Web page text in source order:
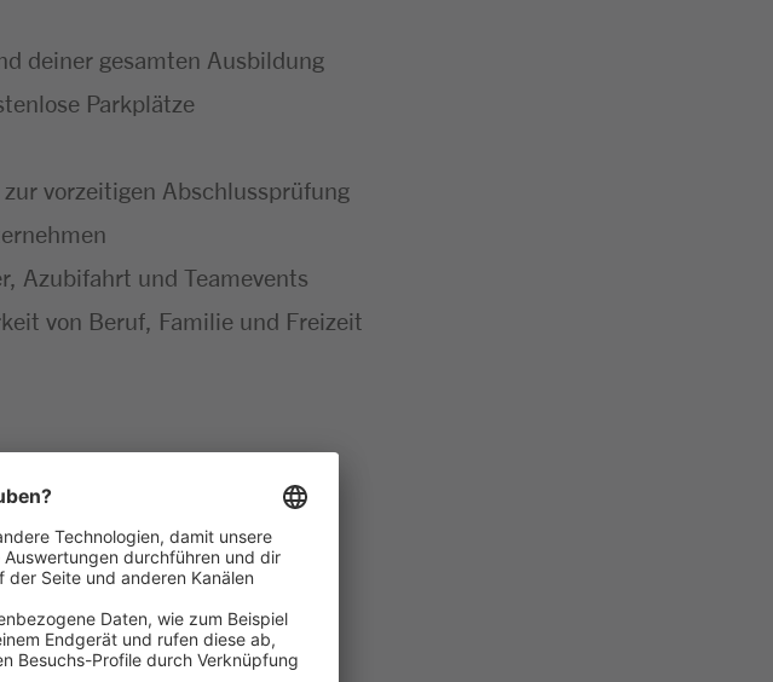
deiner gesamten Ausbildung
Parkplätze
vorzeitigen Abschlussprüfung
Azubifahrt und Teamevents
von Beruf, Familie und Freizeit